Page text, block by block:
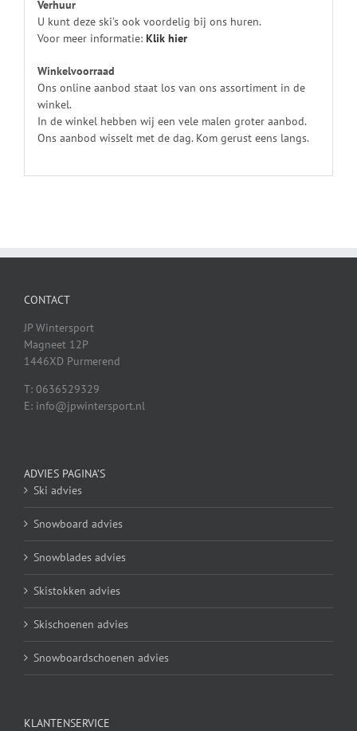
Verhuur
U kunt deze ski’s ook voordelig bij ons huren.
Voor meer informatie: Klik hier
Winkelvoorraad
Ons online aanbod staat los van ons assortiment in de
winkel.
In de winkel hebben wij een vele malen groter aanbod.
Ons aanbod wisselt met de dag. Kom gerust eens langs.
CONTACT
JP Wintersport
Magneet 12P
1446XD Purmerend
T: 0636529329
E: info@jpwintersport.nl
ADVIES PAGINA’S
Ski advies
Snowboard advies
Snowblades advies
Skistokken advies
Skischoenen advies
Snowboardschoenen advies
KLANTENSERVICE